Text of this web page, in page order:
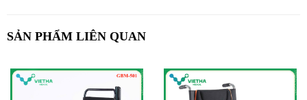
SẢN PHẨM LIÊN QUAN